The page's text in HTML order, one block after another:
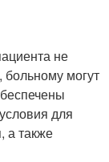
не
могут
для
а также